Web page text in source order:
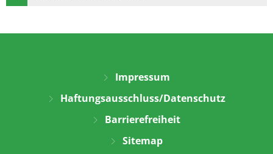
Impressum
Haftungsausschluss/Datenschutz
Barrierefreiheit
Sitemap